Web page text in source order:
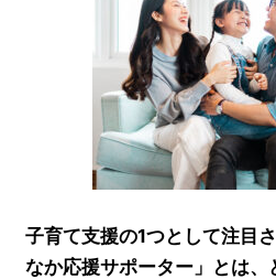
子育て支援の1つとして注目
なか応援サポーター」とは